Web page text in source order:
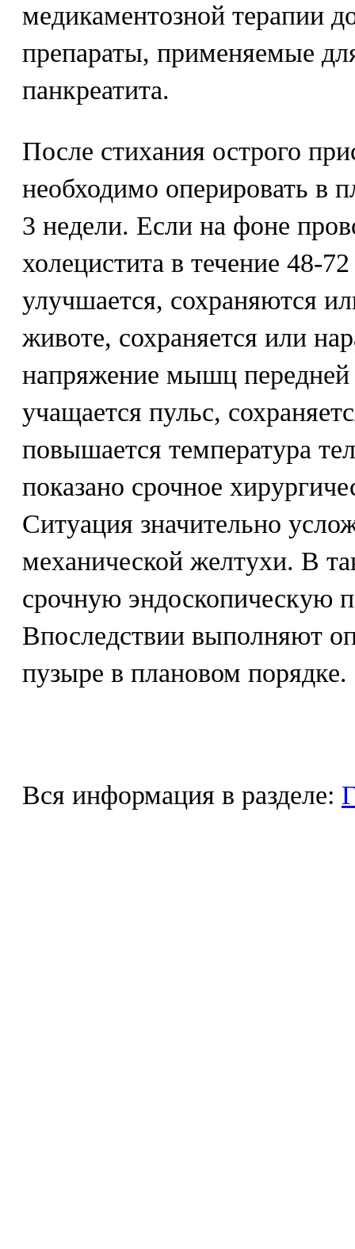
медикаментозной терапии
препараты, применяемые
панкреатита.
После стихания острого
необходимо оперировать в
3 недели. Если на фоне
холецистита в течение 48-
улучшается, сохраняются
животе, сохраняется или
напряжение мышц
учащается пульс,
повышается температура
показано срочное
Ситуация значительно
механической желтухи. В
срочную эндоскопическую
Впоследствии выполняют
пузыре в плановом порядке.
Вся информация в разделе: